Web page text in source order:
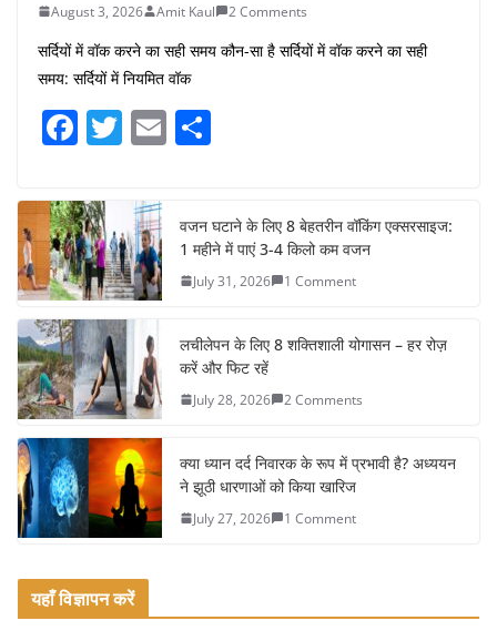
August 3, 2026 Amit Kaul 2 Comments
सर्दियों में वॉक करने का सही समय कौन-सा है सर्दियों में वॉक करने का सही
समय: सर्दियों में नियमित वॉक
F
a
c
e
b
o
o
k
T
w
itt
er
E
m
e
वजन घटाने के लिए 8 बेहतरीन वॉकिंग एक्सरसाइज:
1 महीने में पाएं 3-4 किलो कम वजन
July 31, 2026 1 Comment
लचीलेपन के लिए 8 शक्तिशाली योगासन – हर रोज़
करें और फिट रहें
July 28, 2026 2 Comments
क्या ध्यान दर्द निवारक के रूप में प्रभावी है? अध्ययन
ने झूठी धारणाओं को किया खारिज
July 27, 2026 1 Comment
यहाँ विज्ञापन करें